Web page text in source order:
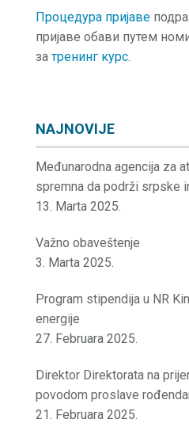
Процедура пријаве
пријаве обави путем
затренинг курс.
NAJNOVIJE
Međunarodna agencija za
spremna da podrži srpske
13. Marta 2025.
Važno obaveštenje
3. Marta 2025.
Program stipendija u NR
energije
27. Februara 2025.
Direktor Direktorata na
povodom proslave
21. Februara 2025.